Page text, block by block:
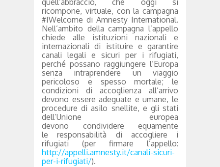
quell’abbraccio, che oggi si
ricompone, virtuale, con la campagna
#IWelcome di Amnesty International.
Nell’ambito della campagna l’appello
chiede alle istituzioni nazionali e
internazionali di istituire e garantire
canali legali e sicuri per i rifugiati,
perché possano raggiungere l’Europa
senza intraprendere un viaggio
pericoloso e spesso mortale; le
condizioni di accoglienza all’arrivo
devono essereadeguate e umane, le
procedure di asilo snellite, e gli stati
dell’Unione europea
devono condividere equamente
leresponsabilità di accogliere i
rifugiati (per firmare l’appello:
http://appelli.amnesty.it/canali-sicuri-
per-i-rifugiati/).